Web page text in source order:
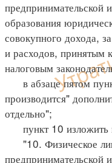
предпринимательской
образования
совокупного дохода,
и расходов, принятым
налоговым
в абзаце пятом
производится"
отдельно";
пункт 10 изложить
"10. Физическое
предпринимательской